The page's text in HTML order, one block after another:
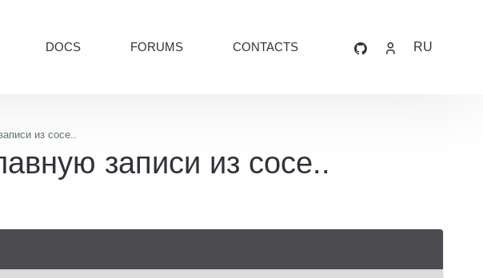
DOCS FORUMS CONTACTS RU
из сосе..
записи из сосе..